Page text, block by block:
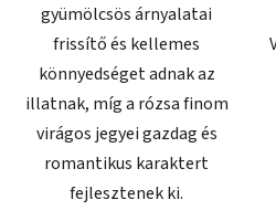
gyümölcsös árnyalatai
frissítő és kellemes
könnyedséget adnak az
illatnak, míg a rózsa finom
virágos jegyei gazdag és
romantikus karaktert
fejlesztenek ki.